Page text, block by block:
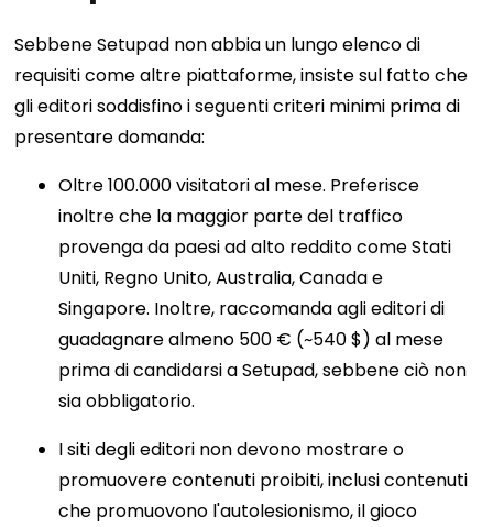
Sebbene Setupad non abbia un lungo elenco di
requisiti come altre piattaforme, insiste sul fatto che
gli editori soddisfino i seguenti criteri minimi prima di
presentare domanda:
Oltre 100.000 visitatori al mese. Preferisce
inoltre che la maggior parte del traffico
provenga da paesi ad alto reddito come Stati
Uniti, Regno Unito, Australia, Canada e
Singapore. Inoltre, raccomanda agli editori di
guadagnare almeno 500 € (~540 $) al mese
prima di candidarsi a Setupad, sebbene ciò non
sia obbligatorio.
I siti degli editori non devono mostrare o
promuovere contenuti proibiti, inclusi contenuti
che promuovono l'autolesionismo, il gioco